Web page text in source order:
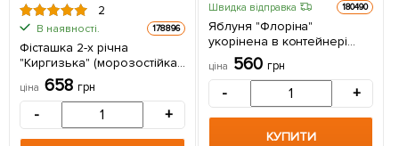
2
В наявності. 178896
Фісташка 2-х річна
"Киргизька" (морозостійка,
не схильна до хвороб) 1
саджанець в упаковці
ціна 658 грн
- +
Швидка відправка 180490
Яблуня "Флоріна"
укорінена в контейнері
(саджанець 2 роки) 1
саджанець в упаковці
ціна 560 грн
- +
КУПИТИ